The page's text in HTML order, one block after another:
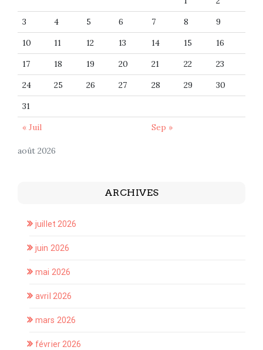
août 2026
3
4 5 6 7 8
9
10
11 12 13 14 15
16
17
18 19 20 21 22
23
24
25 26 27 28 29
30
31
« Juil
Sep »
ARCHIVES
juillet 2026
juin 2026
mai 2026
avril 2026
mars 2026
février 2026